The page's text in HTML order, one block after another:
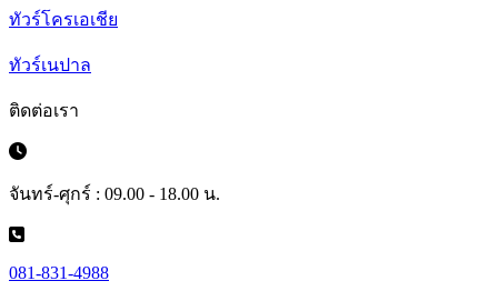
ทัวร์โครเอเชีย
ทัวร์เนปาล
ติดต่อเรา
จันทร์-ศุกร์ : 09.00 - 18.00 น.
081-831-4988